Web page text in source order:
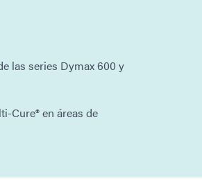
las series Dymax 600 y
Cure® en áreas de